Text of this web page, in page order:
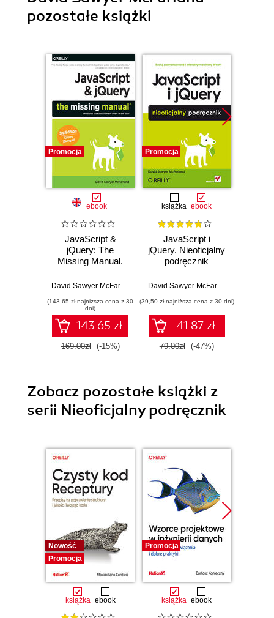
pozostałe książki
Promocja
ebook
JavaScript &
jQuery: The
Missing Manual.
(143,65 zł najniższa cena z 30
dni)
143.65 zł
169.00zł (-15%)
Promocja
książka ebook
JavaScript i
jQuery. Nieoficjalny
podręcznik
David Sawyer McFarland
(39,50 zł najniższa cena z 30 dni)
41.87 zł
79.00zł (-47%)
Zobacz pozostałe książki z
serii Nieoficjalny podręcznik
Nowość
Promocja
książka ebook
Promocja
książka ebook